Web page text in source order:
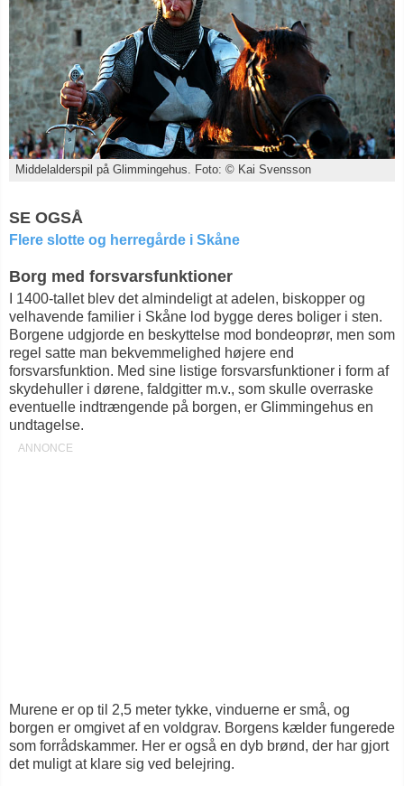
Middelalderspil på Glimmingehus. Foto: © Kai Svensson
SE OGSÅ
Flere slotte og herregårde i Skåne
Borg med forsvarsfunktioner
I 1400-tallet blev det almindeligt at adelen, biskopper og
velhavende familier i Skåne lod bygge deres boliger i sten.
Borgene udgjorde en beskyttelse mod bondeoprør, men som
regel satte man bekvemmelighed højere end
forsvarsfunktion. Med sine listige forsvarsfunktioner i form af
skydehuller i dørene, faldgitter m.v., som skulle overraske
eventuelle indtrængende på borgen, er Glimmingehus en
undtagelse.
Murene er op til 2,5 meter tykke, vinduerne er små, og
borgen er omgivet af en voldgrav. Borgens kælder fungerede
som forrådskammer. Her er også en dyb brønd, der har gjort
det muligt at klare sig ved belejring.